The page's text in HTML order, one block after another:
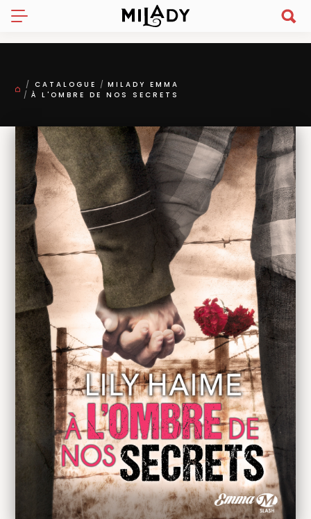
CATALOGUE
MILADY EMMA
À L'OMBRE DE NOS SECRETS